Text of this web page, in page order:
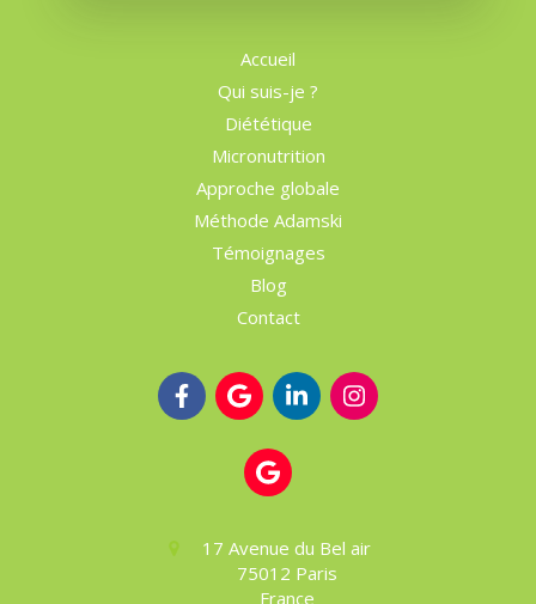
Accueil
Qui suis-je ?
Diététique
Micronutrition
Approche globale
Méthode Adamski
Témoignages
Blog
Contact
17 Avenue du Bel air
75012 Paris
France